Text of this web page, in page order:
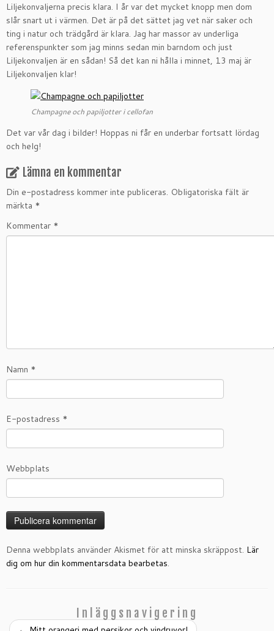
Liljekonvaljerna precis klara. I år var det mycket knopp men dom
slår snart ut i värmen. Det är på det sättet jag vet när saker och
ting i natur och trädgård är klara. Jag har massor av underliga
referenspunkter som jag minns sedan min barndom och just
Liljekonvaljen är en sådan! Så det kan ni hålla i minnet, 13 maj är
Liljekonvaljen klar!
Champagne och papiljotter i cellofan
Det var vår dag i bilder! Hoppas ni får en underbar fortsatt lördag
och helg!
Lämna en kommentar
Din e-postadress kommer inte publiceras. Obligatoriska fält är
märkta *
Kommentar *
Namn *
E-postadress *
Webbplats
Denna webbplats använder Akismet för att minska skräppost. Lär
dig om hur din kommentarsdata bearbetas.
Inläggsnavigering